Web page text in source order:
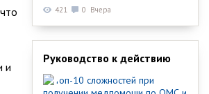
и
421 0 Вчера
Руководство к действию